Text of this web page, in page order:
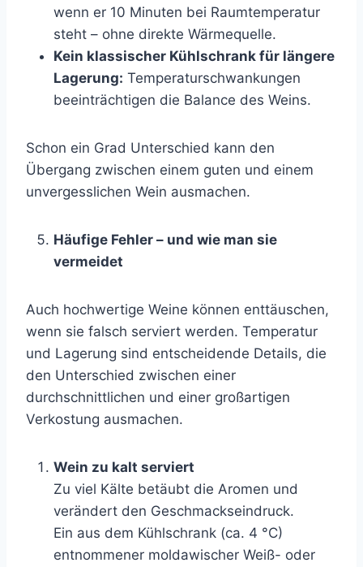
wenn er 10 Minuten bei Raumtemperatur
steht – ohne direkte Wärmequelle.
Kein klassischer Kühlschrank für längere
Lagerung: Temperaturschwankungen
beeinträchtigen die Balance des Weins.
Schon ein Grad Unterschied kann den
Übergang zwischen einem guten und einem
unvergesslichen Wein ausmachen.
Häufige Fehler – und wie man sie
vermeidet
Auch hochwertige Weine können enttäuschen,
wenn sie falsch serviert werden. Temperatur
und Lagerung sind entscheidende Details, die
den Unterschied zwischen einer
durchschnittlichen und einer großartigen
Verkostung ausmachen.
Wein zu kalt serviert
Zu viel Kälte betäubt die Aromen und
verändert den Geschmackseindruck.
Ein aus dem Kühlschrank (ca. 4 °C)
entnommener moldawischer Weiß- oder